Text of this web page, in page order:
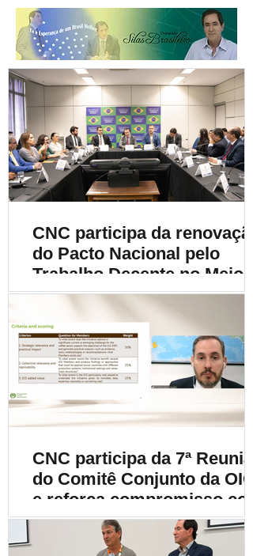
CNC participa da renovação
do Pacto Nacional pelo
Trabalho Decente no Meio
Rural e destaca a
importância da
sustentabilidade social na
cafeicultura
CNC participa da 7ª Reunião
do Comitê Conjunto da OIC
e reforça compromisso com
a cafeicultura mundial